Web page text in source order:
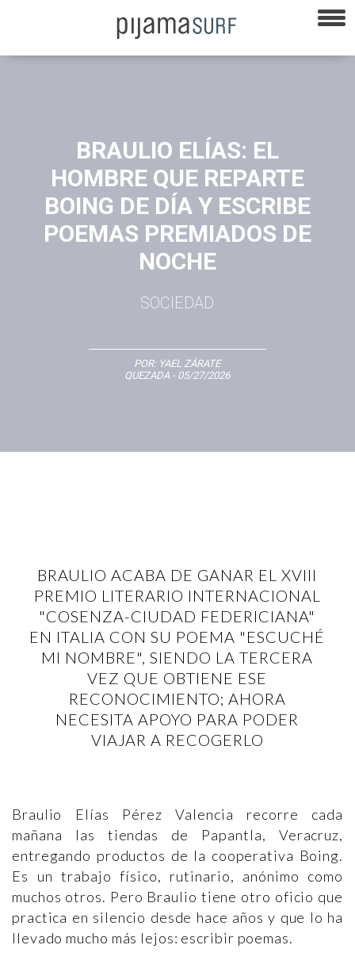
BRAULIO ELÍAS: EL
HOMBRE QUE REPARTE
BOING DE DÍA Y ESCRIBE
POEMAS PREMIADOS DE
NOCHE
SOCIEDAD
POR: YAEL ZÁRATE
QUEZADA - 05/27/2026
BRAULIO ACABA DE GANAR EL XVIII
PREMIO LITERARIO INTERNACIONAL
"COSENZA-CIUDAD FEDERICIANA"
EN ITALIA CON SU POEMA "ESCUCHÉ
MI NOMBRE", SIENDO LA TERCERA
VEZ QUE OBTIENE ESE
RECONOCIMIENTO; AHORA
NECESITA APOYO PARA PODER
VIAJAR A RECOGERLO
Braulio Elías Pérez Valencia recorre cada
mañana las tiendas de Papantla, Veracruz,
entregando productos de la cooperativa Boing.
Es un trabajo físico, rutinario, anónimo como
muchos otros. Pero Braulio tiene otro oficio que
practica en silencio desde hace años y que lo ha
llevado mucho más lejos: escribir poemas.